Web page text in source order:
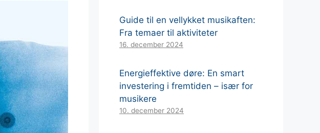
Guide til en vellykket musikaften:
Fra temaer til aktiviteter
16. december 2024
Energieffektive døre: En smart
investering i fremtiden – især for
musikere
10. december 2024